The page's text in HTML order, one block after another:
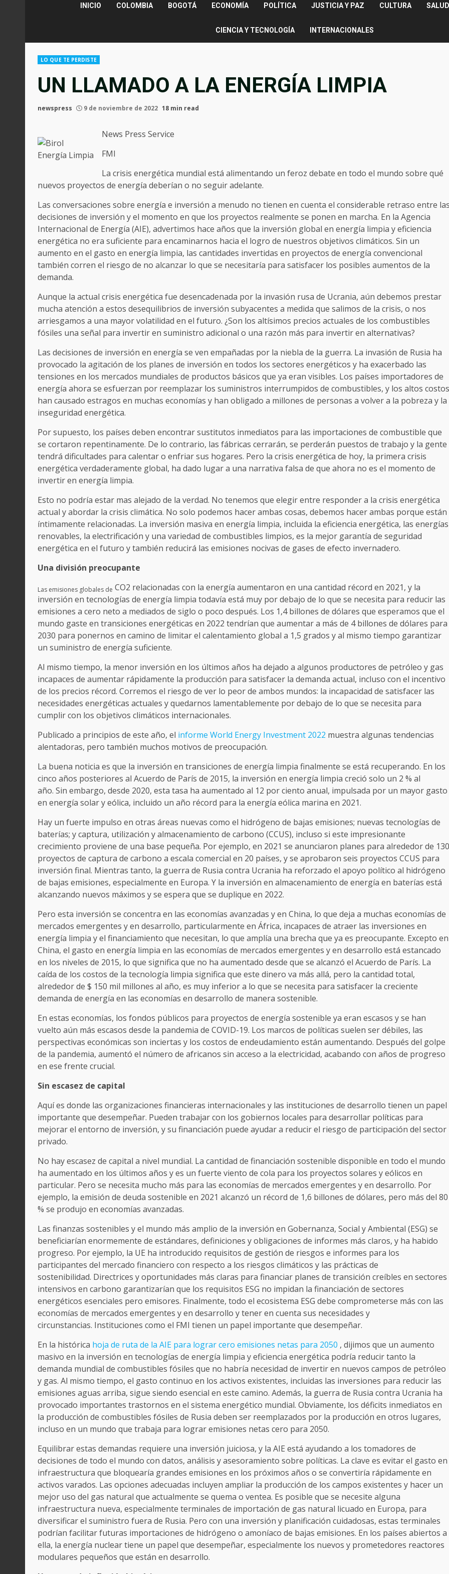
INICIO COLOMBIA BOGOTÁ ECONOMÍA POLÍTICA JUSTICIA Y PAZ CULTURA
CIENCIA Y TECNOLOGÍA INTERNACIONALES
LO QUE TE PERDISTE
UN LLAMADO A LA ENERGÍA LIMPIA
newspress 9 de noviembre de 2022 18 min read
Energía Limpia
News Press Service
FMI
La crisis energética mundial está alimentando un feroz debate en todo el mundo sobre qué
nuevos proyectos de energía deberían o no seguir adelante.
Las conversaciones sobre energía e inversión a menudo no tienen en cuenta el considerable retraso entre
decisiones de inversión y el momento en que los proyectos realmente se ponen en marcha. En la Agencia
Internacional de Energía (AIE), advertimos hace años que la inversión global en energía limpia y eficiencia
energética no era suficiente para encaminarnos hacia el logro de nuestros objetivos climáticos. Sin un
aumento en el gasto en energía limpia, las cantidades invertidas en proyectos de energía convencional
también corren el riesgo de no alcanzar lo que se necesitaría para satisfacer los posibles aumentos de la
demanda.
Aunque la actual crisis energética fue desencadenada por la invasión rusa de Ucrania, aún debemos prestar
mucha atención a estos desequilibrios de inversión subyacentes a medida que salimos de la crisis, o nos
arriesgamos a una mayor volatilidad en el futuro. ¿Son los altísimos precios actuales de los combustibles
fósiles una señal para invertir en suministro adicional o una razón más para invertir en alternativas?
Las decisiones de inversión en energía se ven empañadas por la niebla de la guerra. La invasión de Rusia ha
provocado la agitación de los planes de inversión en todos los sectores energéticos y ha exacerbado las
tensiones en los mercados mundiales de productos básicos que ya eran visibles. Los países importadores de
energía ahora se esfuerzan por reemplazar los suministros interrumpidos de combustibles, y los altos costos
han causado estragos en muchas economías y han obligado a millones de personas a volver a la pobreza y la
inseguridad energética.
Por supuesto, los países deben encontrar sustitutos inmediatos para las importaciones de combustible que
se cortaron repentinamente. De lo contrario, las fábricas cerrarán, se perderán puestos de trabajo y la gente
tendrá dificultades para calentar o enfriar sus hogares. Pero la crisis energética de hoy, la primera crisis
energética verdaderamente global, ha dado lugar a una narrativa falsa de que ahora no es el momento de
invertir en energía limpia.
Esto no podría estar mas alejado de la verdad. No tenemos que elegir entre responder a la crisis energética
actual y abordar la crisis climática. No solo podemos hacer ambas cosas, debemos hacer ambas porque están
íntimamente relacionadas. La inversión masiva en energía limpia, incluida la eficiencia energética, las energías
renovables, la electrificación y una variedad de combustibles limpios, es la mejor garantía de seguridad
energética en el futuro y también reducirá las emisiones nocivas de gases de efecto invernadero.
Una división preocupante
Las emisiones globales de CO2 relacionadas con la energía aumentaron en una cantidad récord en 2021, y la
inversión en tecnologías de energía limpia todavía está muy por debajo de lo que se necesita para reducir las
emisiones a cero neto a mediados de siglo o poco después. Los 1,4 billones de dólares que esperamos que el
mundo gaste en transiciones energéticas en 2022 tendrían que aumentar a más de 4 billones de dólares para
2030 para ponernos en camino de limitar el calentamiento global a 1,5 grados y al mismo tiempo garantizar
un suministro de energía suficiente.
Al mismo tiempo, la menor inversión en los últimos años ha dejado a algunos productores de petróleo y gas
incapaces de aumentar rápidamente la producción para satisfacer la demanda actual, incluso con el incentivo
de los precios récord. Corremos el riesgo de ver lo peor de ambos mundos: la incapacidad de satisfacer las
necesidades energéticas actuales y quedarnos lamentablemente por debajo de lo que se necesita para
cumplir con los objetivos climáticos internacionales.
Publicado a principios de este año, el informe World Energy Investment 2022 muestra algunas tendencias
alentadoras, pero también muchos motivos de preocupación.
La buena noticia es que la inversión en transiciones de energía limpia finalmente se está recuperando. En los
cinco años posteriores al Acuerdo de París de 2015, la inversión en energía limpia creció solo un 2 % al
año. Sin embargo, desde 2020, esta tasa ha aumentado al 12 por ciento anual, impulsada por un mayor gasto
en energía solar y eólica, incluido un año récord para la energía eólica marina en 2021.
Hay un fuerte impulso en otras áreas nuevas como el hidrógeno de bajas emisiones; nuevas tecnologías de
baterías; y captura, utilización y almacenamiento de carbono (CCUS), incluso si este impresionante
crecimiento proviene de una base pequeña. Por ejemplo, en 2021 se anunciaron planes para alrededor de 130
proyectos de captura de carbono a escala comercial en 20 países, y se aprobaron seis proyectos CCUS para
inversión final. Mientras tanto, la guerra de Rusia contra Ucrania ha reforzado el apoyo político al hidrógeno
de bajas emisiones, especialmente en Europa. Y la inversión en almacenamiento de energía en baterías está
alcanzando nuevos máximos y se espera que se duplique en 2022.
Pero esta inversión se concentra en las economías avanzadas y en China, lo que deja a muchas economías de
mercados emergentes y en desarrollo, particularmente en África, incapaces de atraer las inversiones en
energía limpia y el financiamiento que necesitan, lo que amplía una brecha que ya es preocupante. Excepto en
China, el gasto en energía limpia en las economías de mercados emergentes y en desarrollo está estancado
en los niveles de 2015, lo que significa que no ha aumentado desde que se alcanzó el Acuerdo de París. La
caída de los costos de la tecnología limpia significa que este dinero va más allá, pero la cantidad total,
alrededor de $ 150 mil millones al año, es muy inferior a lo que se necesita para satisfacer la creciente
demanda de energía en las economías en desarrollo de manera sostenible.
En estas economías, los fondos públicos para proyectos de energía sostenible ya eran escasos y se han
vuelto aún más escasos desde la pandemia de COVID-19. Los marcos de políticas suelen ser débiles, las
perspectivas económicas son inciertas y los costos de endeudamiento están aumentando. Después del golpe
de la pandemia, aumentó el número de africanos sin acceso a la electricidad, acabando con años de progreso
en ese frente crucial.
Sin escasez de capital
Aquí es donde las organizaciones financieras internacionales y las instituciones de desarrollo tienen un papel
importante que desempeñar. Pueden trabajar con los gobiernos locales para desarrollar políticas para
mejorar el entorno de inversión, y su financiación puede ayudar a reducir el riesgo de participación del sector
privado.
No hay escasez de capital a nivel mundial. La cantidad de financiación sostenible disponible en todo el mundo
ha aumentado en los últimos años y es un fuerte viento de cola para los proyectos solares y eólicos en
particular. Pero se necesita mucho más para las economías de mercados emergentes y en desarrollo. Por
ejemplo, la emisión de deuda sostenible en 2021 alcanzó un récord de 1,6 billones de dólares, pero más del 80
% se produjo en economías avanzadas.
Las finanzas sostenibles y el mundo más amplio de la inversión en Gobernanza, Social y Ambiental (ESG) se
beneficiarían enormemente de estándares, definiciones y obligaciones de informes más claros, y ha habido
progreso. Por ejemplo, la UE ha introducido requisitos de gestión de riesgos e informes para los
participantes del mercado financiero con respecto a los riesgos climáticos y las prácticas de
sostenibilidad. Directrices y oportunidades más claras para financiar planes de transición creíbles en sectores
intensivos en carbono garantizarían que los requisitos ESG no impidan la financiación de sectores
energéticos esenciales pero emisores. Finalmente, todo el ecosistema ESG debe comprometerse más con las
economías de mercados emergentes y en desarrollo y tener en cuenta sus necesidades y
circunstancias. Instituciones como el FMI tienen un papel importante que desempeñar.
En la histórica hoja de ruta de la AIE para lograr cero emisiones netas para 2050 , dijimos que un aumento
masivo en la inversión en tecnologías de energía limpia y eficiencia energética podría reducir tanto la
demanda mundial de combustibles fósiles que no habría necesidad de invertir en nuevos campos de petróleo
y gas. Al mismo tiempo, el gasto continuo en los activos existentes, incluidas las inversiones para reducir las
emisiones aguas arriba, sigue siendo esencial en este camino. Además, la guerra de Rusia contra Ucrania ha
provocado importantes trastornos en el sistema energético mundial. Obviamente, los déficits inmediatos en
la producción de combustibles fósiles de Rusia deben ser reemplazados por la producción en otros lugares,
incluso en un mundo que trabaja para lograr emisiones netas cero para 2050.
Equilibrar estas demandas requiere una inversión juiciosa, y la AIE está ayudando a los tomadores de
decisiones de todo el mundo con datos, análisis y asesoramiento sobre políticas. La clave es evitar el gasto en
infraestructura que bloquearía grandes emisiones en los próximos años o se convertiría rápidamente en
activos varados. Las opciones adecuadas incluyen ampliar la producción de los campos existentes y hacer un
mejor uso del gas natural que actualmente se quema o ventea. Es posible que se necesite alguna
infraestructura nueva, especialmente terminales de importación de gas natural licuado en Europa, para
diversificar el suministro fuera de Rusia. Pero con una inversión y planificación cuidadosas, estas terminales
podrían facilitar futuras importaciones de hidrógeno o amoníaco de bajas emisiones. En los países abiertos a
ella, la energía nuclear tiene un papel que desempeñar, especialmente los nuevos y prometedores reactores
modulares pequeños que están en desarrollo.